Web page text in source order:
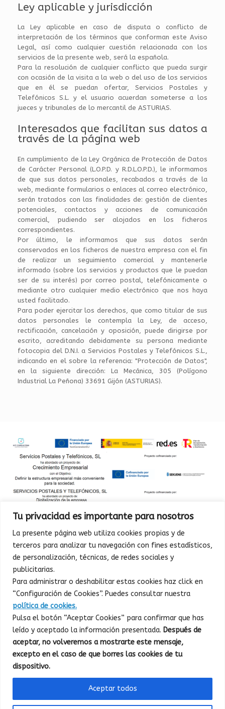
Tu privacidad es importante para nosotros
La presente página web utiliza cookies propias y de
terceros para analizar tu navegación con fines estadísticos,
de personalización, técnicas, de redes sociales y
publicitarias.
Para administrar o deshabilitar estas cookies haz click en
“Configuración de Cookies”. Puedes consultar nuestra
política de cookies.
Pulsa el botón “Aceptar Cookies” para confirmar que has
leído y aceptado la información presentada. Después de
aceptar, no volveremos a mostrarte este mensaje,
excepto en el caso de que borres las cookies de tu
dispositivo.
Aceptar todos
Ley aplicable y jurisdicción
La Ley aplicable en caso de disputa o conflicto de
interpretación de los términos que conforman este Aviso
Legal, así como cualquier cuestión relacionada con los
servicios de la presente web, será la española.
Para la resolución de cualquier conflicto que pueda surgir
con ocasión de la visita a la web o del uso de los servicios
que en él se puedan ofertar, Servicios Postales y
Telefónicos S.L. y el usuario acuerdan someterse a los
jueces y tribunales de lo mercantil de ASTURIAS.
Interesados que facilitan sus datos a
través de la página web
En cumplimiento de la Ley Orgánica de Protección de Datos
de Carácter Personal (L.O.P.D. y R.D.L.O.P.D.), le informamos
de que sus datos personales, recabados a través de la
web, mediante formularios o enlaces al correo electrónico,
serán tratados con las finalidades de: gestión de clientes
potenciales, contactos y acciones de comunicación
comercial, pudiendo ser alojados en los ficheros
correspondientes.
Por último, le informamos que sus datos serán
conservados en los ficheros de nuestra empresa con el fin
de realizar un seguimiento comercial y mantenerle
informado (sobre los servicios y productos que le puedan
ser de su interés) por correo postal, telefónicamente o
mediante otro cualquier medio electrónico que nos haya
usted facilitado.
Para poder ejercitar los derechos, que como titular de sus
datos personales le contempla la Ley, de acceso,
rectificación, cancelación y oposición, puede dirigirse por
escrito, acreditando debidamente su persona mediante
fotocopia del D.N.I. a Servicios Postales y Telefónicos S.L.,
indicando en el sobre la referencia: "Protección de Datos",
en la siguiente dirección: La Mecánica, 305 (Polígono
Industrial La Peñona) 33691 Gijón (ASTURIAS).
SERVICIOS POSTALES Y TELEFÓNICOS S.L. © 2015 Tema de